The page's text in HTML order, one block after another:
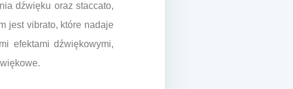
dźwięku oraz staccato,
jest vibrato, które nadaje
efektami dźwiękowymi,